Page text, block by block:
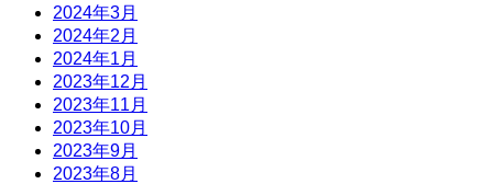
2024年3月
2024年2月
2024年1月
2023年12月
2023年11月
2023年10月
2023年9月
2023年8月